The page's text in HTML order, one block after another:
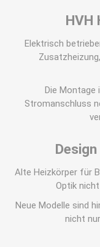
HVH
Elektrisch
Die Montage
Stromanschluss
Alte Heizkörper für
Optik
Neue Modelle sind
nicht